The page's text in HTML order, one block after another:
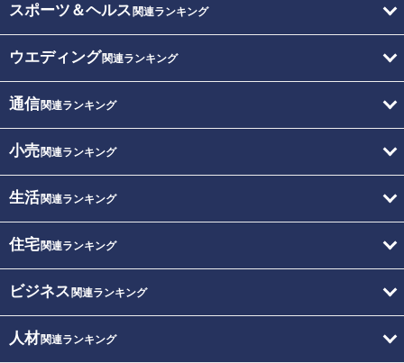
スポーツ＆ヘルス 関連ランキング
ウエディング関連ランキング
通信関連ランキング
小売関連ランキング
生活関連ランキング
住宅関連ランキング
ビジネス 関連ランキング
人材関連ランキング